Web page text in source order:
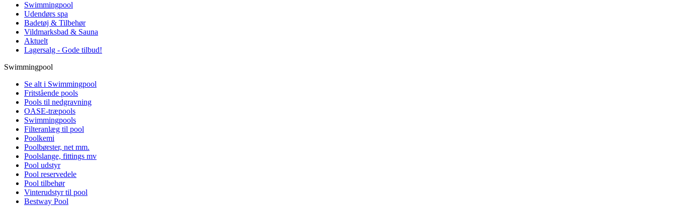
Swimmingpool
Udendørs spa
Badetøj & Tilbehør
Vildmarksbad & Sauna
Aktuelt
Lagersalg - Gode tilbud!
Swimmingpool
Se alt i Swimmingpool
Fritstående pools
Pools til nedgravning
OASE-træpools
Swimmingpools
Filteranlæg til pool
Poolkemi
Poolbørster, net mm.
Poolslange, fittings mv
Pool udstyr
Pool reservedele
Pool tilbehør
Vinterudstyr til pool
Bestway Pool